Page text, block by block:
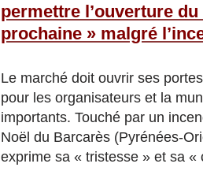
permettre l’ouverture
prochaine » malgré
Le marché doit ouvrir ses
pour les organisateurs et la
importants. Touché par un
Noël du Barcarès (Pyrénées-
exprime sa « tristesse » et sa